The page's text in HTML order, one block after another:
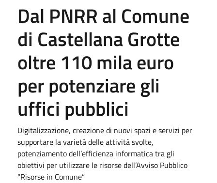
Dal PNRR al Comune
di Castellana Grotte
oltre 110 mila euro
per potenziare gli
uffici pubblici
Digitalizzazione, creazione di nuovi spazi e servizi per
supportare la varietà delle attività svolte,
potenziamento dell’efficienza informatica tra gli
obiettivi per utilizzare le risorse dell’Avviso Pubblico
“Risorse in Comune”